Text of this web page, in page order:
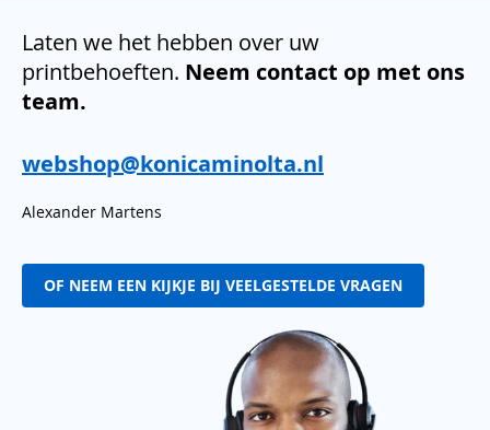
Laten we het hebben over uw
printbehoeften. Neem contact op met ons
team.
webshop@konicaminolta.nl
Alexander Martens
OF NEEM EEN KIJKJE BIJ VEELGESTELDE VRAGEN